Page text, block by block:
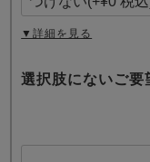
▼詳細を見る
選択肢にないご要